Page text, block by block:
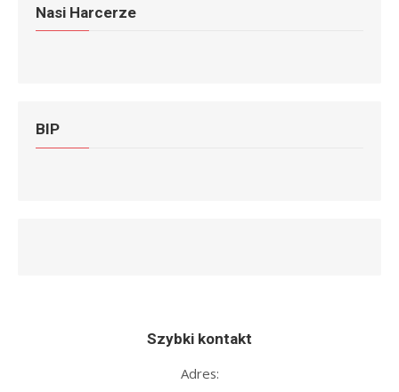
Nasi Harcerze
BIP
Szybki kontakt
Adres: